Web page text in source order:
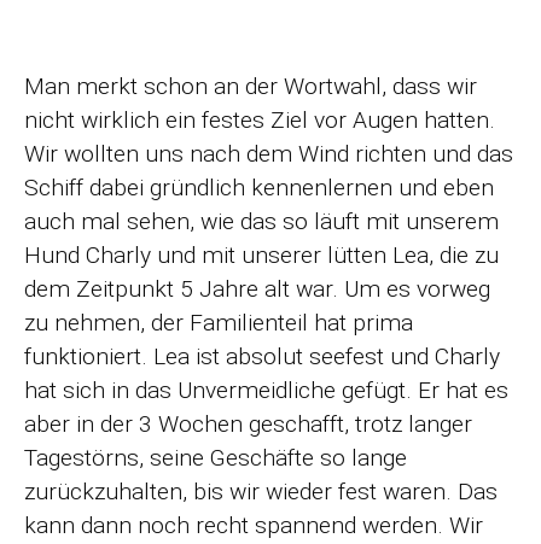
Man merkt schon an der Wortwahl, dass wir
nicht wirklich ein festes Ziel vor Augen hatten.
Wir wollten uns nach dem Wind richten und das
Schiff dabei gründlich kennenlernen und eben
auch mal sehen, wie das so läuft mit unserem
Hund Charly und mit unserer lütten Lea, die zu
dem Zeitpunkt 5 Jahre alt war. Um es vorweg
zu nehmen, der Familienteil hat prima
funktioniert. Lea ist absolut seefest und Charly
hat sich in das Unvermeidliche gefügt. Er hat es
aber in der 3 Wochen geschafft, trotz langer
Tagestörns, seine Geschäfte so lange
zurückzuhalten, bis wir wieder fest waren. Das
kann dann noch recht spannend werden. Wir